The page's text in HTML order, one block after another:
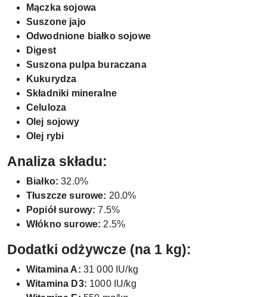
Mączka sojowa
Suszone jajo
Odwodnione białko sojowe
Digest
Suszona pulpa buraczana
Kukurydza
Składniki mineralne
Celuloza
Olej sojowy
Olej rybi
Analiza składu:
Białko: 32.0%
Tłuszcze surowe: 20.0%
Popiół surowy: 7.5%
Włókno surowe: 2.5%
Dodatki odżywcze (na 1 kg):
Witamina A: 31 000 IU/kg
Witamina D3: 1000 IU/kg